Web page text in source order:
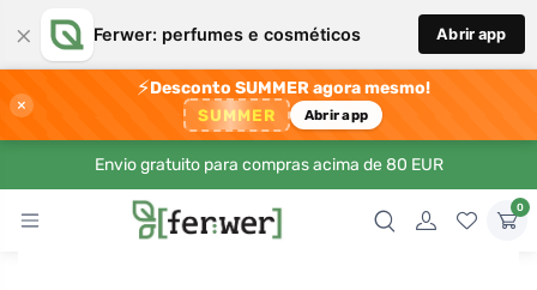
× Ferwer: perfumes e cosméticos Abrir app
×
⚡Desconto SUMMER agora mesmo!
SUMMER Abrir app
Envio gratuito para compras acima de 80 EUR
0